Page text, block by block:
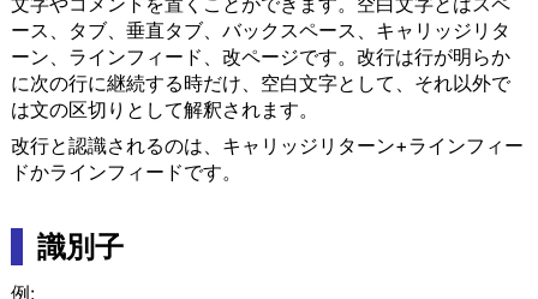
ース、タブ、垂直タブ、バックスペース、キャリッジリタ
ーン、ラインフィード、改ページです。改行は行が明らか
に次の行に継続する時だけ、空白文字として、それ以外で
は文の区切りとして解釈されます。
改行と認識されるのは、キャリッジリターン+ラインフィー
ドかラインフィードです。
識別子
例: